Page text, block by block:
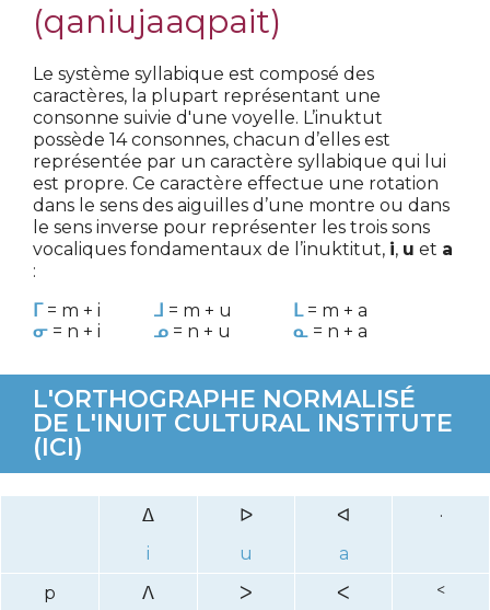
(qaniujaaqpait)
Le système syllabique est composé des
caractères, la plupart représentant une
consonne suivie d'une voyelle. L’inuktut
possède 14 consonnes, chacun d’elles est
représentée par un caractère syllabique qui lui
est propre. Ce caractère effectue une rotation
dans le sens des aiguilles d’une montre ou dans
le sens inverse pour représenter les trois sons
vocaliques fondamentaux de l’inuktitut, i, u et a
:
ᒥ= m + i ᒧ = m + u ᒪ= m + a
ᓂ = n + i ᓄ = n + u ᓇ = n + a
L'ORTHOGRAPHE NORMALISÉ
DE L'INUIT CULTURAL INSTITUTE
(ICI)
ᐃ ᐅ ᐊ
·
i
u
a
p
ᐱ ᐳ ᐸ
ᑉ